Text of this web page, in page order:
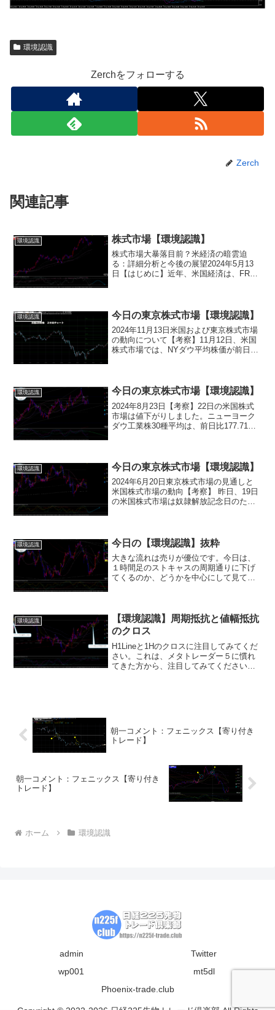
環境認識
Zerchをフォローする
Zerch
関連記事
環境認識 株式市場【環境認識】
株式市場大暴落目前？米経済の暗雲迫
る：詳細分析と今後の展望2024年5月13
日【はじめに】近年、米国経済は、FRB
FRBは金融引き締...
環境認識 今日の東京株式市場【環境認識】
2024年11月13日米国および東京株式市場
の動向について【考察】11月12日、米国
株式市場では、NYダウ平均株価が前日比
環境認識 今日の東京株式市場【環境認識】
2024年8月23日【考察】22日の米国株式
市場は値下がりしました。ニューヨーク
ダウ工業株30種平均は、前日比177.71ド
環境認識 今日の東京株式市場【環境認識】
2024年6月20日東京株式市場の見通しと
米国株式市場の動向【考察】 昨日、19日
の米国株式市場は奴隷解放記念日のため
日経平均株価...
環境認識 今日の【環境認識】抜粋
大きな流れは売りが優位です。今日は、
１時間足のストキャスの周期通りに下げ
てくるのか、どうかを中心にして見て行
場合は、トレンドラ...
環境認識
【環境認識】周期抵抗と値幅抵抗
のクロス
H1Lineと1Hのクロスに注目してみてくだ
さい。これは、メタトレーダー５に慣れ
てきた方から、注目してみてください。
朝一コメント：フェニックス【寄り付き
トレード】
朝一コメント：フェニックス【寄り付き
トレード】
ホーム 環境認識
admin
Twitter
wp001
mt5dl
Phoenix-trade.club